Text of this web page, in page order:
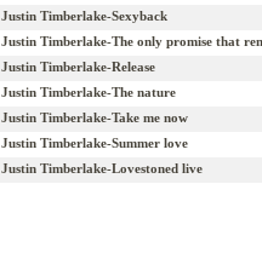
Justin Timberlake-Sexyback
Justin Timberlake-The only promise that
Justin Timberlake-Release
Justin Timberlake-The nature
Justin Timberlake-Take me now
Justin Timberlake-Summer love
Justin Timberlake-Lovestoned live